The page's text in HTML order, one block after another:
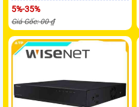
5%-35%
Giá Gốc: 00 ₫